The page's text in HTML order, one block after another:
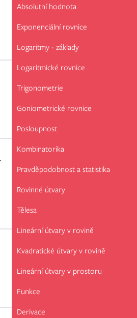
Absolutní hodnota
Exponenciální rovnice
Logaritmy - základy
Logaritmické rovnice
Trigonometrie
Goniometrické rovnice
Posloupnost
Kombinatorika
Pravděpodobnost a statistika
Rovinné útvary
Tělesa
Lineární útvary v rovině
Kvadratické útvary v rovině
Lineární útvary v prostoru
Funkce
Derivace